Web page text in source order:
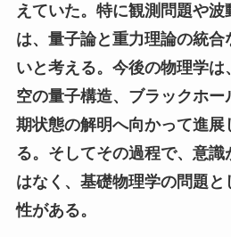
えていた。特に観測問題や
は、量子論と重力理論の統
いと考える。今後の物理学
空の量子構造、ブラックホー
期状態の解明へ向かって進展
る。そしてその過程で、意
はなく、基礎物理学の問題
性がある。